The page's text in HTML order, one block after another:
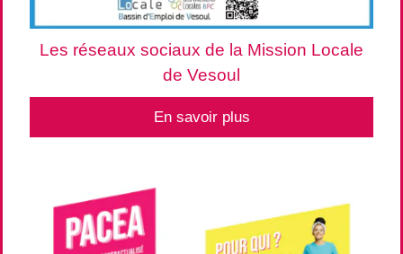
Les réseaux sociaux de la Mission Locale
de Vesoul
En savoir plus